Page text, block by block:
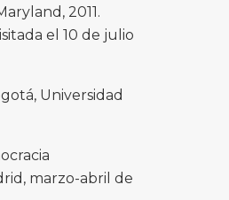
2011.
el 10 de julio
Universidad
marzo-abril de